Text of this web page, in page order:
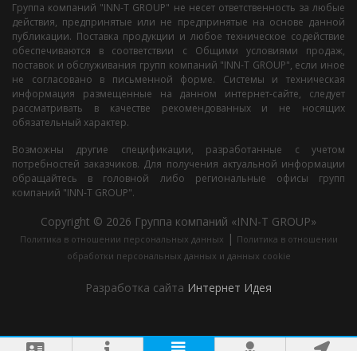
Группа компаний "INN-T GROUP" не несет ответственность за любые
действия, предпринятые или не предпринятые на основе данной
публикации. Поставка продукции и любое техническое содействие
обеспечиваются в соответствии с Общими условиями продаж,
поставок и обслуживания групп компаний "INN-T GROUP", если иное
не согласовано в письменной форме. Системы и техническая
информация размещенные на данном интернет-сайте, следует
рассматривать в качестве рекомендованных и не носящих
обязательный характер.
Возможны другие спецификации, разработанные с учетом
потребностей заказчиков. Для получения актуальной информации
обращайтесь в головной либо региональные офисы групп
компаний "INN-T GROUP".
Copyright © 2026 Группа компаний «INN-T GROUP»
Политика в отношении персональных данных | Политика в отношении
обработки персональных данных и данных cookie
Разработка сайта Интернет Идея